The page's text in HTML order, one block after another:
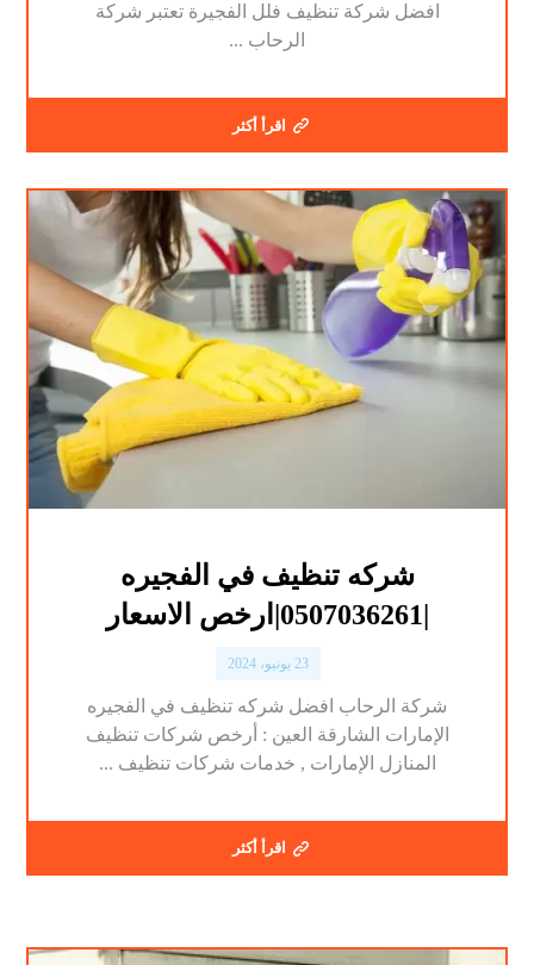
افضل شركة تنظيف فلل الفجيرة تعتبر شركة
الرحاب ...
اقرأ أكثر
شركه تنظيف في الفجيره
|0507036261|ارخص الاسعار
23 يونيو، 2024
شركة الرحاب افضل شركه تنظيف في الفجيره
الإمارات الشارقة العين : أرخص شركات تنظيف
المنازل الإمارات , خدمات شركات تنظيف ...
اقرأ أكثر